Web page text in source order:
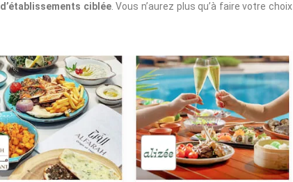
ciblée. Vous n’aurez plus qu’à faire votre choix